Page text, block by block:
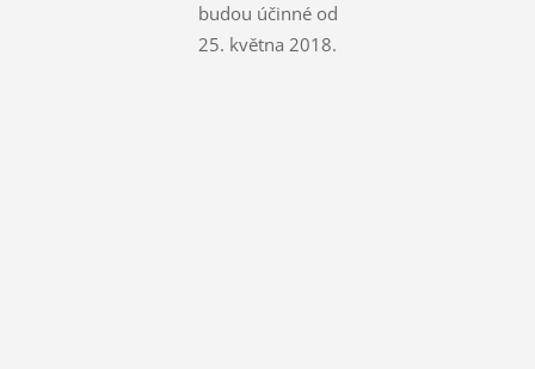
budou účinné od
25. května 2018.